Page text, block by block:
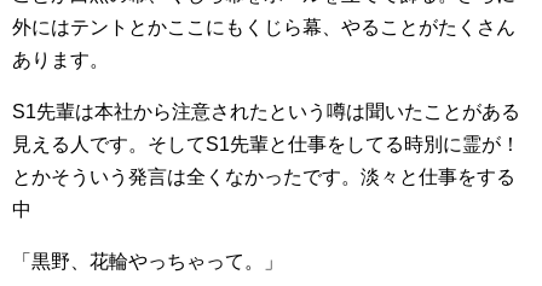
外にはテントとかここにもくじら幕、やることがたくさん
あります。
S1先輩は本社から注意されたという噂は聞いたことがある
見える人です。そしてS1先輩と仕事をしてる時別に霊が！
とかそういう発言は全くなかったです。淡々と仕事をする
中
「黒野、花輪やっちゃって。」